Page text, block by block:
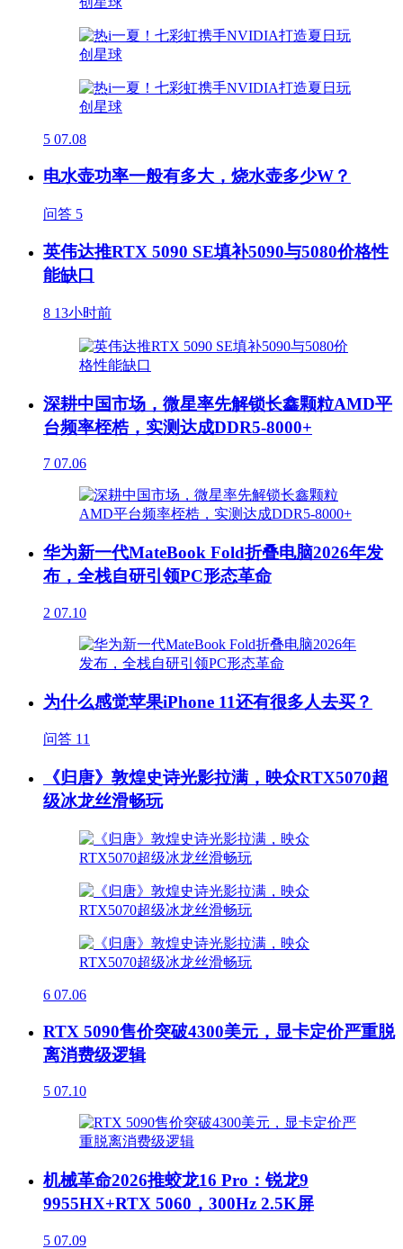
5 07.08
电水壶功率一般有多大，烧水壶多少W？
问答 5
英伟达推RTX 5090 SE填补5090与5080价格性
能缺口
8 13小时前
深耕中国市场，微星率先解锁长鑫颗粒AMD平
台频率桎梏，实测达成DDR5-8000+
7 07.06
华为新一代MateBook Fold折叠电脑2026年发
布，全栈自研引领PC形态革命
2 07.10
为什么感觉苹果iPhone 11还有很多人去买？
问答 11
《归唐》敦煌史诗光影拉满，映众RTX5070超
级冰龙丝滑畅玩
6 07.06
RTX 5090售价突破4300美元，显卡定价严重脱
离消费级逻辑
5 07.10
机械革命2026推蛟龙16 Pro：锐龙9
9955HX+RTX 5060，300Hz 2.5K屏
5 07.09